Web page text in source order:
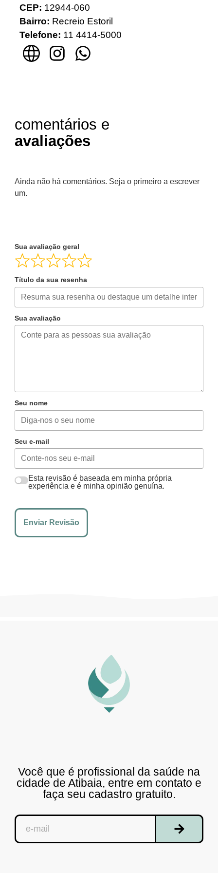
CEP: 12944-060
Bairro: Recreio Estoril
Telefone: 11 4414-5000
comentários e
avaliações
Ainda não há comentários. Seja o primeiro a escrever
um.
Sua avaliação geral
Título da sua resenha
Sua avaliação
Seu nome
Seu e-mail
Esta revisão é baseada em minha própria
experiência e é minha opinião genuína.
Enviar Revisão
Você que é profissional da saúde na
cidade de Atibaia, entre em contato e
faça seu cadastro gratuito.